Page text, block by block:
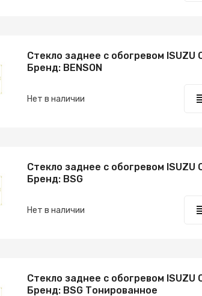
Стекло заднее с обогревом ISUZU
Бренд: BENSON
Нет в наличии
Стекло заднее с обогревом ISUZU
Бренд: BSG
Нет в наличии
Стекло заднее с обогревом ISUZU
Бренд: BSG Тонированное